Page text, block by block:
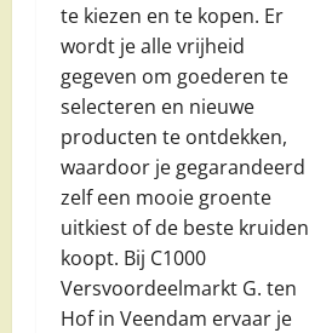
te kiezen en te kopen. Er
wordt je alle vrijheid
gegeven om goederen te
selecteren en nieuwe
producten te ontdekken,
waardoor je gegarandeerd
zelf een mooie groente
uitkiest of de beste kruiden
koopt. Bij C1000
Versvoordeelmarkt G. ten
Hof in Veendam ervaar je